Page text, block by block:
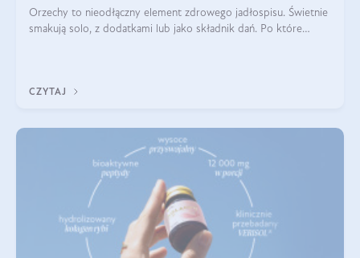
Orzechy to nieodłączny element zdrowego jadłospisu. Świetnie
smakują solo, z dodatkami lub jako składnik dań. Po które
CZYTAJ